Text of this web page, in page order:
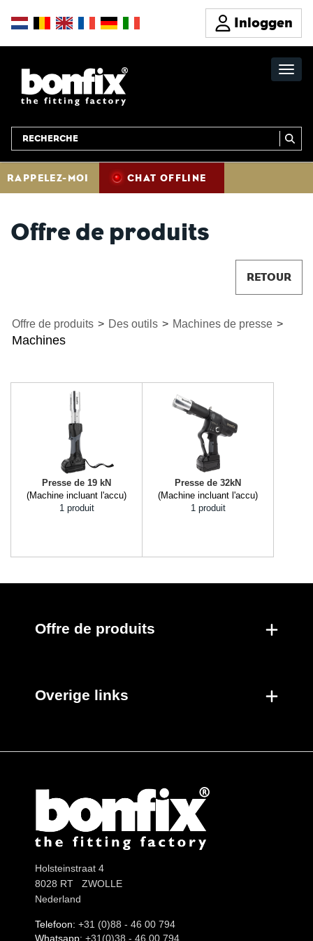
Inloggen
RAPPELEZ-MOI CHAT OFFLINE
Offre de produits
RETOUR
Offre de produits > Des outils > Machines de presse >
Machines
Presse de 19 kN
(Machine incluant l'accu)
1 produit
Presse de 32kN
(Machine incluant l'accu)
1 produit
Offre de produits
Overige links
Holsteinstraat 4
8028 RT ZWOLLE
Nederland
Telefoon: +31 (0)88 - 46 00 794
Whatsapp: +31(0)38 - 46 00 794